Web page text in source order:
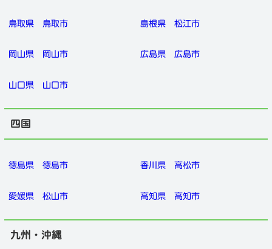
鳥取県 鳥取市 島根県 松江市
岡山県 岡山市 広島県 広島市
山口県 山口市
四国
徳島県 徳島市 香川県 高松市
愛媛県 松山市 高知県 高知市
九州・沖縄